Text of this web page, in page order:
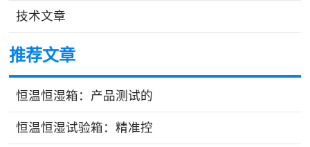
技术文章
推荐文章
恒温恒湿箱：产品测试的
恒温恒湿试验箱：精准控